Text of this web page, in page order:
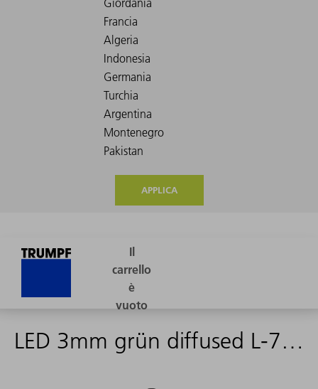
APPLICA
LED 3mm grün diffused L-7104GD - 0473068